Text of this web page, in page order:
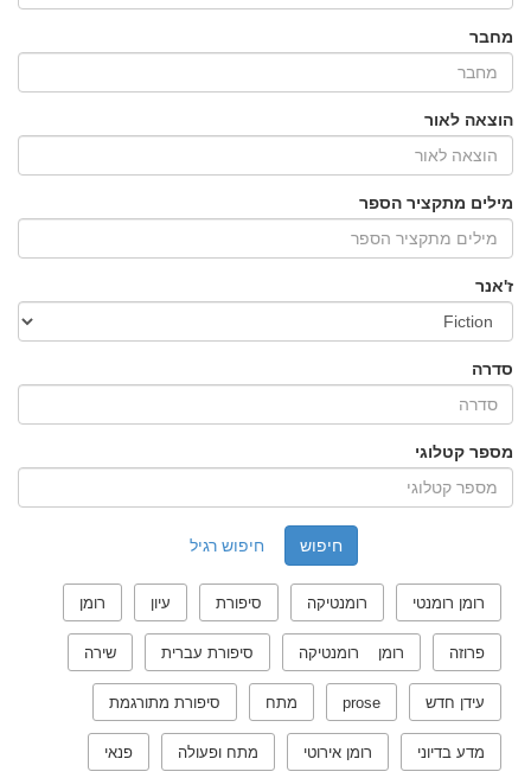
מחבר
הוצאה לאור
מילים מתקציר הספר
ז'אנר
סדרה
מספר קטלוגי
חיפוש רגיל
רומן רומנטי רומנטיקה סיפורת עיון רומן
פרוזה רומן רומנטיקה סיפורת עברית שירה
עידן חדש prose מתח סיפורת מתורגמת
מדע בדיוני רומן אירוטי מתח ופעולה פנאי